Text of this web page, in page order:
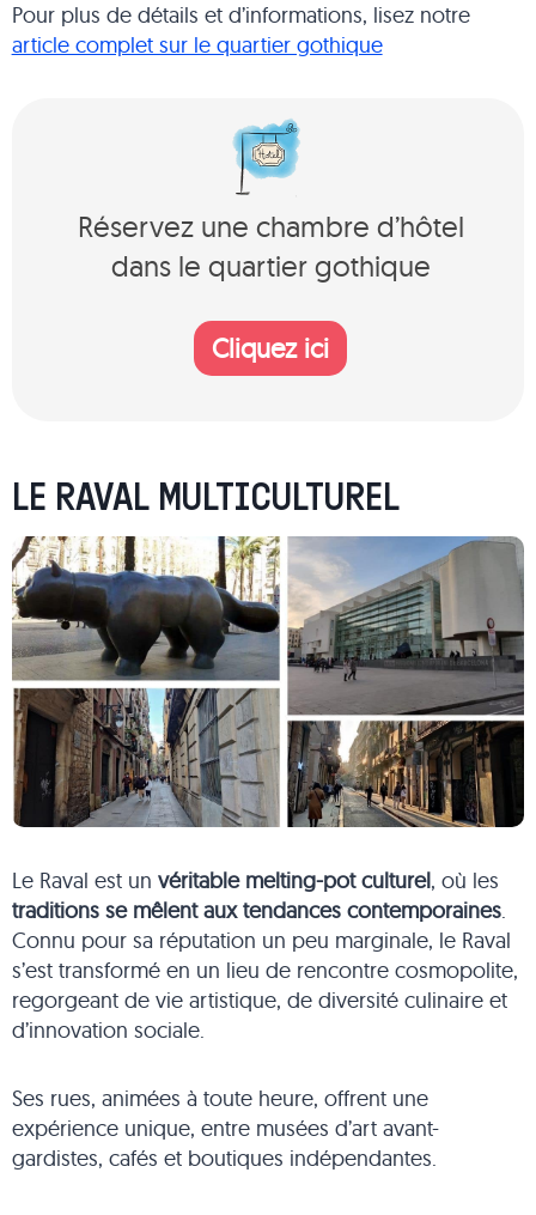
Pour plus de détails et d’informations, lisez notre
article complet sur le quartier gothique
Réservez une chambre d’hôtel
dans le quartier gothique
Cliquez ici
LE RAVAL MULTICULTUREL
Le Raval est un véritable melting-pot culturel, où les
traditions se mêlent aux tendances contemporaines.
Connu pour sa réputation un peu marginale, le Raval
s’est transformé en un lieu de rencontre cosmopolite,
regorgeant de vie artistique, de diversité culinaire et
d’innovation sociale.
Ses rues, animées à toute heure, offrent une
expérience unique, entre musées d’art avant-
gardistes, cafés et boutiques indépendantes.